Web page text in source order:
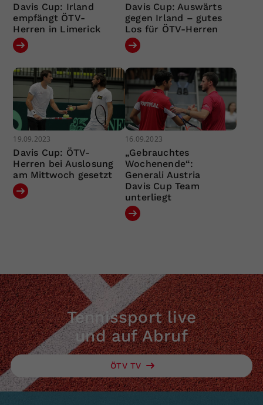
Davis Cup: Irland
empfängt ÖTV-
Herren in Limerick
Davis Cup: Auswärts
gegen Irland – gutes
Los für ÖTV-Herren
19.09.2023
Davis Cup: ÖTV-
Herren bei Auslosung
am Mittwoch gesetzt
16.09.2023
„Gebrauchtes
Wochenende“:
Generali Austria
Davis Cup Team
unterliegt
Tennissport live
und auf Abruf
ÖTV TV